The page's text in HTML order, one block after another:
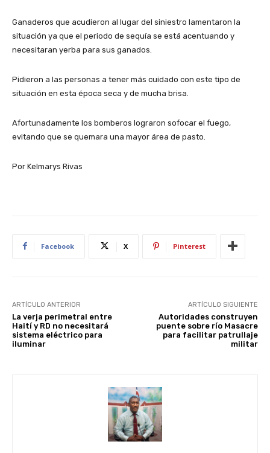
Ganaderos que acudieron al lugar del siniestro lamentaron la
situación ya que el periodo de sequía se está acentuando y
necesitaran yerba para sus ganados.
Pidieron a las personas a tener más cuidado con este tipo de
situación en esta época seca y de mucha brisa.
Afortunadamente los bomberos lograron sofocar el fuego,
evitando que se quemara una mayor área de pasto.
Por Kelmarys Rivas
Facebook X Pinterest
ARTÍCULO ANTERIOR
La verja perimetral entre
Haití y RD no necesitará
sistema eléctrico para
iluminar
ARTÍCULO SIGUIENTE
Autoridades construyen
puente sobre río Masacre
para facilitar patrullaje
militar